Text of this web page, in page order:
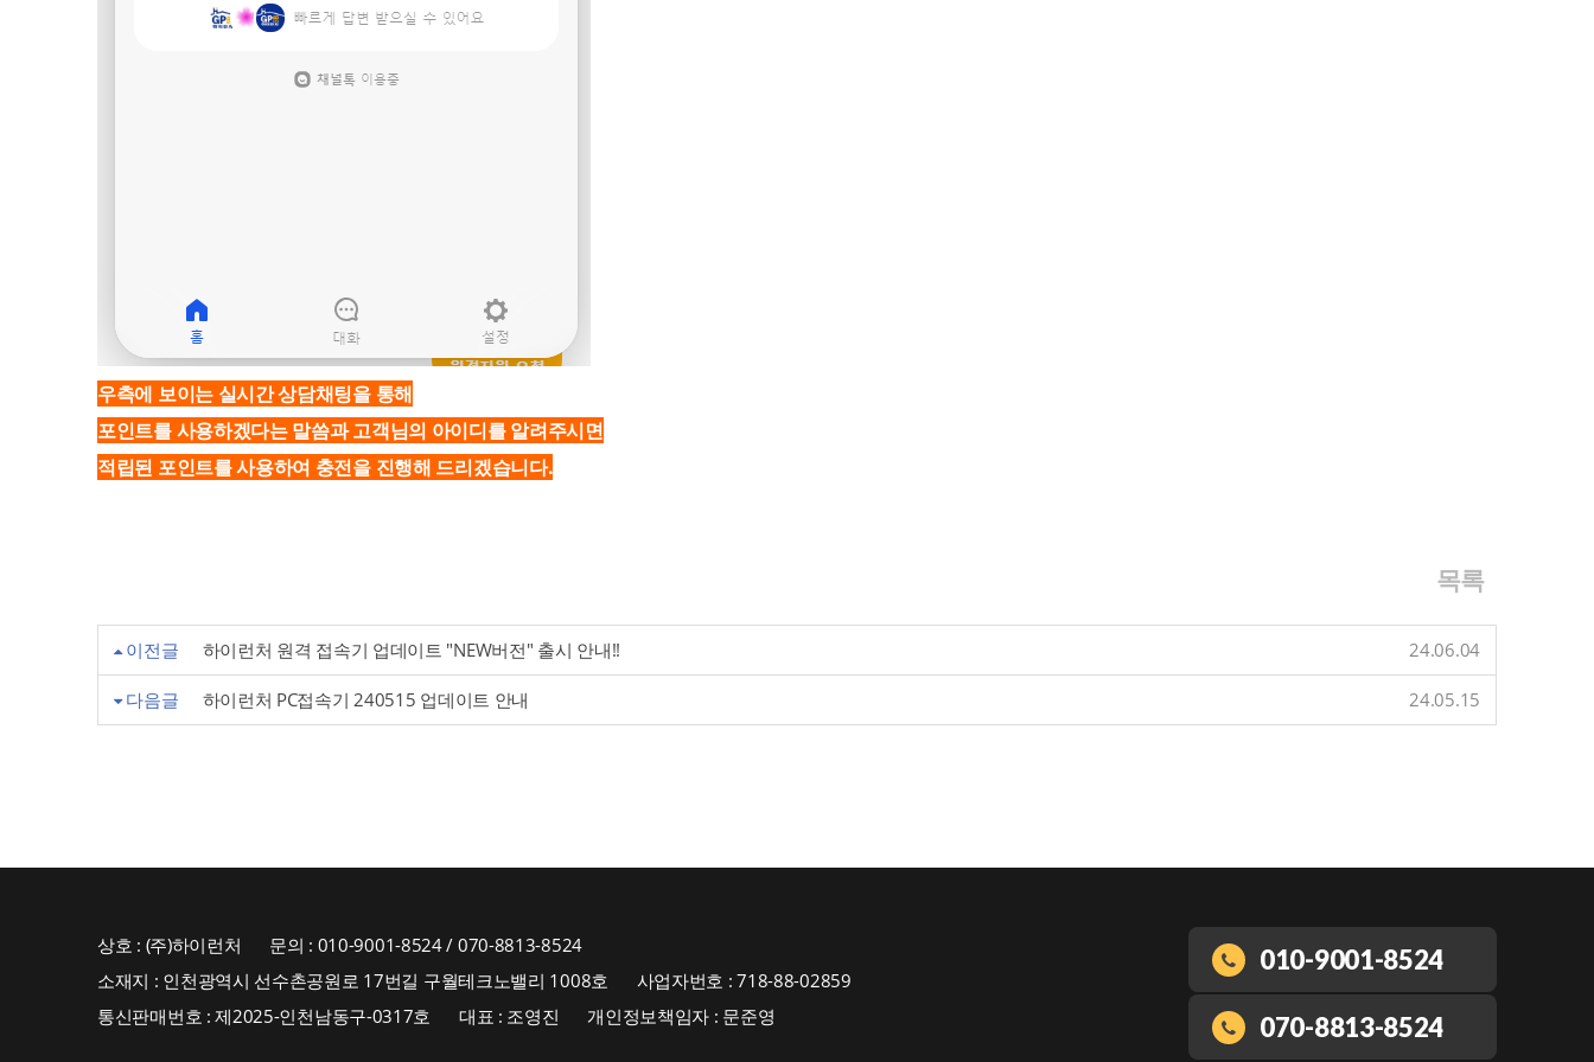
우측에 보이는 실시간 상담채팅을 통해
포인트를 사용하겠다는 말씀과 고객님의 아이디를 알려주시면
적립된 포인트를 사용하여 충전을 진행해 드리겠습니다.
목록
이전글 하이런처 원격 접속기 업데이트 "NEW버전" 출시 안내!! 24.06.04
다음글 하이런처 PC접속기 240515 업데이트 안내 24.05.15
상호 : (주)하이런처
문의 : 010-9001-8524 / 070-8813-8524
소재지 : 인천광역시 선수촌공원로 17번길 구월테크노밸리 1008호
사업자번호 : 718-88-02859
통신판매번호 : 제2025-인천남동구-0317호
대표 : 조영진 개인정보책임자 : 문준영
010-9001-8524
070-8813-8524